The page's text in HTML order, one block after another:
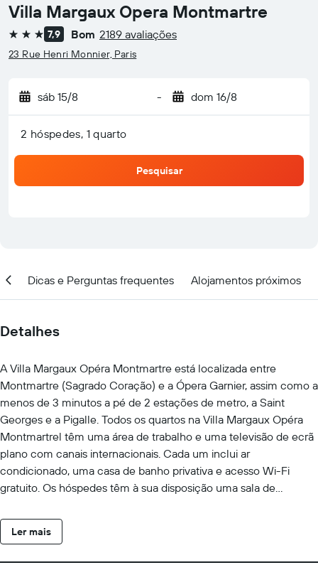
Villa Margaux Opera Montmartre
3 estrelas7,9 Bom 2189 avaliações
23 Rue Henri Monnier, Paris
sáb 15/8 - dom 16/8
2 hóspedes, 1 quarto
Pesquisar
Dicas e Perguntas frequentes Alojamentos próximos
Detalhes
A Villa Margaux Opéra Montmartre está localizada entre
Montmartre (Sagrado Coração) e a Ópera Garnier, assim como a
menos de 3 minutos a pé de 2 estações de metro, a Saint
Georges e a Pigalle. Todos os quartos na Villa Margaux Opéra
Montmartrel têm uma área de trabalho e uma televisão de ecrã
plano com canais internacionais. Cada um inclui ar
condicionado, uma casa de banho privativa e acesso Wi-Fi
gratuito. Os hóspedes têm à sua disposição uma sala de
desfrutarem de um buffet de pequeno-almoço servido das
07:30h às 10:00h. No Verão, aproveite as temperaturas mais
Ler mais